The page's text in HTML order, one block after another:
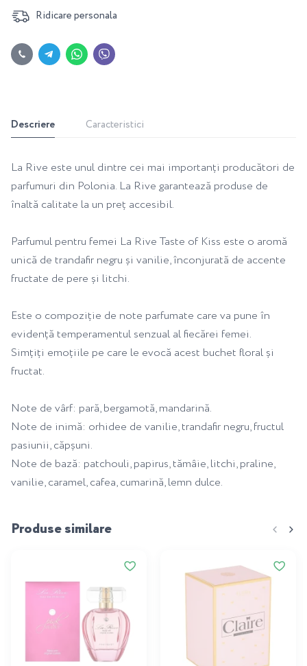
Ridicare personala
Descriere Caracteristici
La Rive este unul dintre cei mai importanți producători de
parfumuri din Polonia. La Rive garantează produse de
înaltă calitate la un preț accesibil.
Parfumul pentru femei La Rive Taste of Kiss este o aromă
unică de trandafir negru și vanilie, înconjurată de accente
fructate de pere și litchi.
Este o compoziție de note parfumate care va pune în
evidență temperamentul senzual al fiecărei femei.
Simțiți emoțiile pe care le evocă acest buchet floral și
fructat.
Note de vârf: pară, bergamotă, mandarină.
Note de inimă: orhidee de vanilie, trandafir negru, fructul
pasiunii, căpșuni.
Note de bază: patchouli, papirus, tămâie, litchi, praline,
vanilie, caramel, cafea, cumarină, lemn dulce.
Produse similare